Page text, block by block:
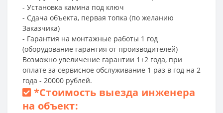
- Установка камина под ключ
- Сдача объекта, первая топка (по желанию
Заказчика)
- Гарантия на монтажные работы 1 год
(оборудование гарантия от производителей)
Возможно увеличение гарантии 1+2 года, при
оплате за сервисное обслуживание 1 раз в год на 2
года - 20000 рублей.
*Стоимость выезда инженера
на объект: